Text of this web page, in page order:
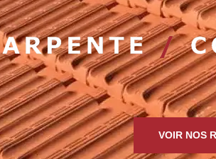
VOIR NOS